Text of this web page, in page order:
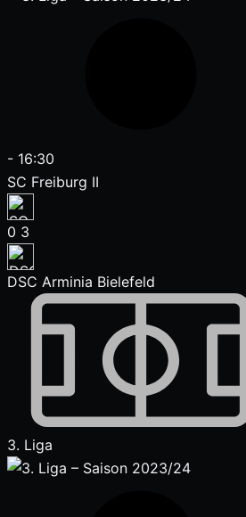
- 16:30
SC Freiburg II
0 3
DSC Arminia Bielefeld
3. Liga